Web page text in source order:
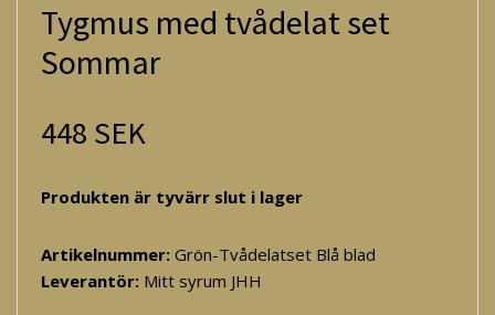
Tygmus med tvådelat set
Sommar
448 SEK
Produkten är tyvärr slut i lager
Artikelnummer: Grön-Tvådelatset Blå blad
Leverantör: Mitt syrum JHH